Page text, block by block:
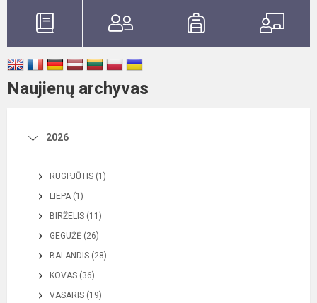
Naujienų archyvas
2026
RUGPJŪTIS (1)
LIEPA (1)
BIRŽELIS (11)
GEGUŽĖ (26)
BALANDIS (28)
KOVAS (36)
VASARIS (19)